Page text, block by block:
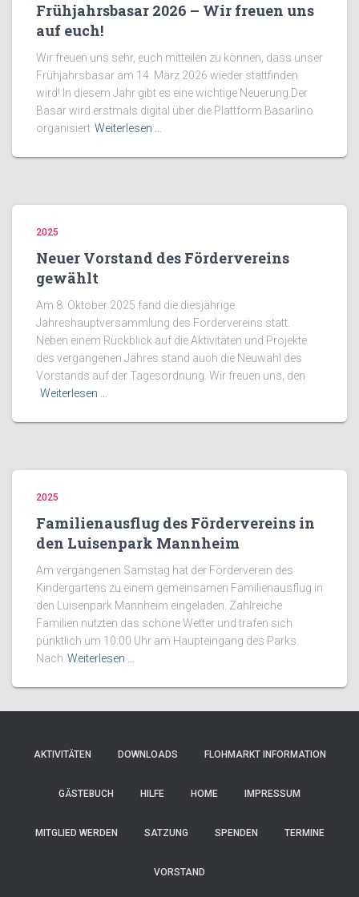
Frühjahrsbasar 2026 – Wir freuen uns
auf euch!
Wir freuen uns sehr, euch mitteilen zu können, dass unser
Frühjahrsbasar am 14. März 2026 wieder stattfinden
wird! In diesem Jahr gibt es eine wichtige Neuerung:Der
Basar wird erstmals digital über die Plattform Basarlino
organisiert Weiterlesen …
2025
Neuer Vorstand des Fördervereins
gewählt
Am 8. Oktober 2025 fand die diesjährige
Jahreshauptversammlung des Fördervereins statt.
Neben einem Rückblick auf die Aktivitäten und Projekte
des vergangenen Jahres stand auch die Neuwahl des
Vorstands auf der Tagesordnung. Wir freuen uns, den
Weiterlesen …
2025
Familienausflug des Fördervereins in
den Luisenpark Mannheim
Am vergangenen Samstag hat der Förderverein des
Kindergartens zu einem gemeinsamen Familienausflug in
den Luisenpark Mannheim eingeladen. Zahlreiche
Familien nutzten das schöne Wetter und trafen sich
pünktlich um 10:00 Uhr am Haupteingang des Parks.
Nach Weiterlesen …
AKTIVITÄTEN DOWNLOADS FLOHMARKT INFORMATION
GÄSTEBUCH HILFE HOME IMPRESSUM
MITGLIED WERDEN SATZUNG SPENDEN TERMINE
VORSTAND